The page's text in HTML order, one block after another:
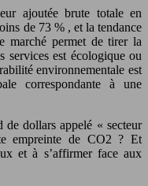
ajoutée brute totale en
de 73 % , et la tendance
marché permet de tirer la
services est écologique ou
environnementale est
correspondante à une
dollars appelé « secteur
empreinte de CO2 ? Et
et à s’affirmer face aux